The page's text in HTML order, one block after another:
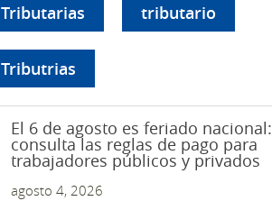
Tributarias tributario
Tributrias
El 6 de agosto es feriado nacional:
consulta las reglas de pago para
trabajadores públicos y privados
agosto 4, 2026